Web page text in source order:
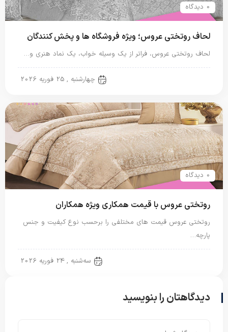
0 دیدگاه
لحاف روتختی عروس؛ ویژه فروشگاه ها و پخش کنندگان
لحاف روتختی عروس، فراتر از یک وسیله خواب، یک نماد هنری و…
چهارشنبه , 25 فوریه 2026
0 دیدگاه
روتختی عروس با قیمت همکاری ویژه همکاران
روتختی عروس قیمت های مختلفی را برحسب نوع کیفیت و جنس
پارچه…
سه‌شنبه , 24 فوریه 2026
دیدگاهتان را بنویسید